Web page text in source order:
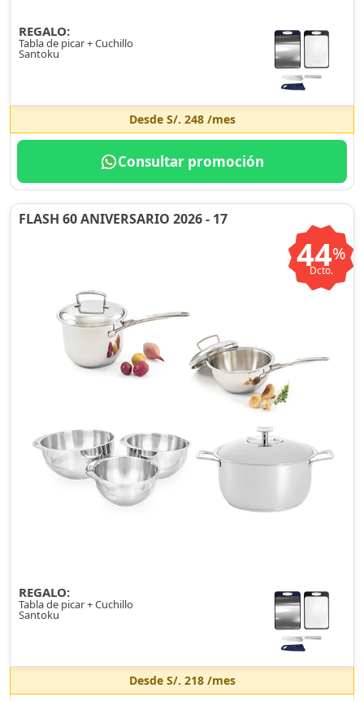
REGALO:
Tabla de picar + Cuchillo
Santoku
Desde S/. 248/mes
Consultar promoción
FLASH 60 ANIVERSARIO 2026 - 17
44%
Dcto.
REGALO:
Tabla de picar + Cuchillo
Santoku
Desde S/. 218/mes